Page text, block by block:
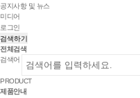
공지사항 및 뉴스
미디어
로그인
검색하기
전체검색
검색어
PRODUCT
제품안내